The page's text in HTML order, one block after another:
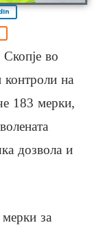
во
контроли на
183 мерки,
дозвола и
за